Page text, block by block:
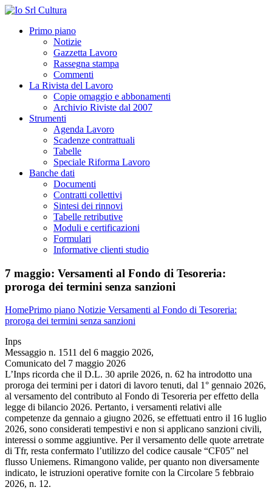
Primo piano
Notizie
Gazzetta Lavoro
Rassegna stampa
Commenti
La Rivista del Lavoro
Copie omaggio e abbonamenti
Archivio Riviste dal 2007
Strumenti
Agenda Lavoro
Scadenze contrattuali
Tabelle
Speciale Riforma Lavoro
Banche dati
Documenti
Contratti collettivi
Sintesi dei rinnovi
Tabelle retributive
Moduli e certificazioni
Formulari
Informative clienti studio
7 maggio: Versamenti al Fondo di Tesoreria:
proroga dei termini senza sanzioni
HomePrimo piano Notizie Versamenti al Fondo di Tesoreria:
proroga dei termini senza sanzioni
Inps
Messaggio n. 1511 del 6 maggio 2026,
Comunicato del 7 maggio 2026
L’Inps ricorda che il D.L. 30 aprile 2026, n. 62 ha introdotto una
proroga dei termini per i datori di lavoro tenuti, dal 1° gennaio 2026,
al versamento del contributo al Fondo di Tesoreria per effetto della
legge di bilancio 2026. Pertanto, i versamenti relativi alle
competenze da gennaio a giugno 2026, se effettuati entro il 16 luglio
2026, sono considerati tempestivi e non si applicano sanzioni civili,
interessi o somme aggiuntive. Per il versamento delle quote arretrate
di Tfr, resta confermato l’utilizzo del codice causale “CF05” nel
flusso Uniemens. Rimangono valide, per quanto non diversamente
indicato, le istruzioni operative fornite con la Circolare 5 febbraio
2026, n. 12.